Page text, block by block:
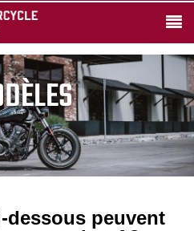
dessous peuvent